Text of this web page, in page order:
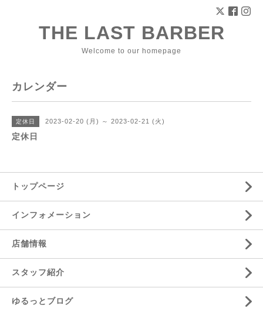
THE LAST BARBER
Welcome to our homepage
カレンダー
定休日 2023-02-20 (月) ～ 2023-02-21 (火)
定休日
トップページ
インフォメーション
店舗情報
スタッフ紹介
ゆるっとブログ